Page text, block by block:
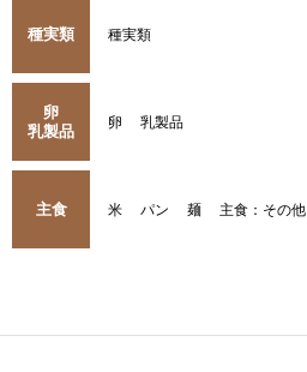
種実類 種実類
卵
乳製品
卵 乳製品
主食 米 パン 麺 主食：その他